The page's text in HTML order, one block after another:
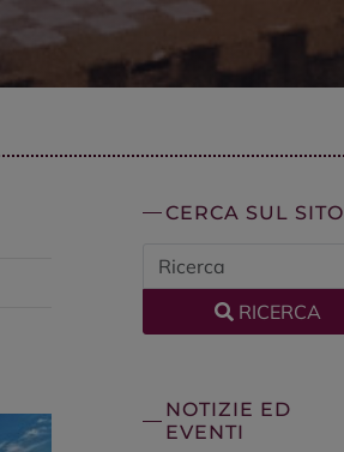
CERCA SUL SITO
RICERCA
NOTIZIE ED
EVENTI